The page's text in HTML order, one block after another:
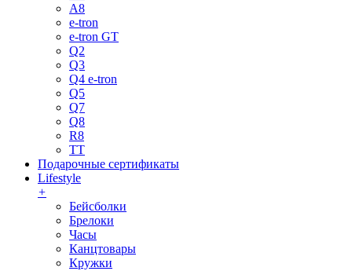
A8
e-tron
e-tron GT
Q2
Q3
Q4 e-tron
Q5
Q7
Q8
R8
TT
Подарочные сертификаты
Lifestyle
+
Бейсболки
Брелоки
Часы
Канцтовары
Кружки